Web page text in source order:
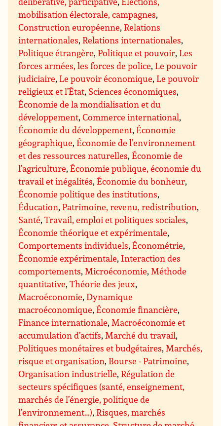
mobilisation électorale, campagnes,
Construction européenne,Relations
internationales,Relations internationales,
Politique étrangère,Politique et pouvoir,Les
forces armées, les forces de police,Le pouvoir
judiciaire,Le pouvoir économique,Le pouvoir
religieux et l’État, Sciences économiques,
Économie de la mondialisation et du
développement,Commerce international,
Économie du développement,Économie
géographique,Économie de l’environnement
et des ressources naturelles,Économie de
l’agriculture,Économie publique, économie du
travail et inégalités,Économie du bonheur,
Économie politique des institutions,
Éducation,Patrimoine, revenu, redistribution,
Santé,Travail, emploi et politiques sociales,
Économie théorique et expérimentale,
Comportements individuels,Économétrie,
Économie expérimentale, Interaction des
comportements, Microéconomie, Méthode
quantitative,Théorie des jeux,
Macroéconomie,Dynamique
macroéconomique,Économie financière,
Finance internationale, Macroéconomie et
accumulation d’actifs, Marché du travail,
Politiques monétaires et budgétaires, Marchés,
risque et organisation, Bourse - Patrimoine,
Organisation industrielle,Régulation de
secteurs spécifiques (santé, enseignement,
marchés de l’énergie, politique de
l’environnement…),Risques, marchés